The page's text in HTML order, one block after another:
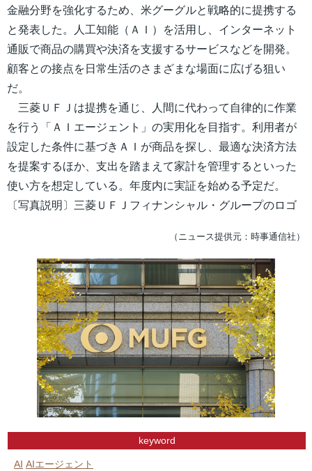
金融分野を強化するため、米グーグルと戦略的に提携する
と発表した。人工知能（ＡＩ）を活用し、インターネット
通販で商品の購買や決済を支援するサービスなどを開発。
顧客との接点を日常生活のさまざまな場面に広げる狙い
だ。
三菱ＵＦＪは提携を通じ、人間に代わって自律的に作業
を行う「ＡＩエージェント」の実用化を目指す。利用者が
設定した条件に基づきＡＩが商品を探し、最適な決済方法
を提案するほか、支出を踏まえて家計を管理するといった
使い方を想定している。年度内に実証を始める予定だ。
〔写真説明〕三菱ＵＦＪフィナンシャル・グループのロゴ
（ニュース提供元：時事通信社）
keyword
AI AIエージェント